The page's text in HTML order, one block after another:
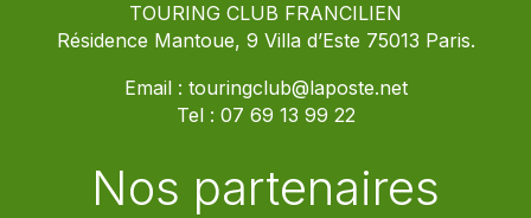
TOURING CLUB FRANCILIEN
Résidence Mantoue, 9 Villa d’Este 75013 Paris.
Email : touringclub@laposte.net
Tel : 07 69 13 99 22
Nos partenaires